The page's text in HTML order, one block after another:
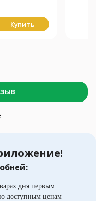
Купить
дня первым
доступным ценам